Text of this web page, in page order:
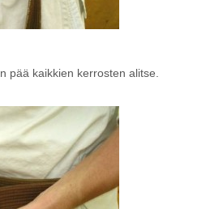
pää kaikkien kerrosten alitse.